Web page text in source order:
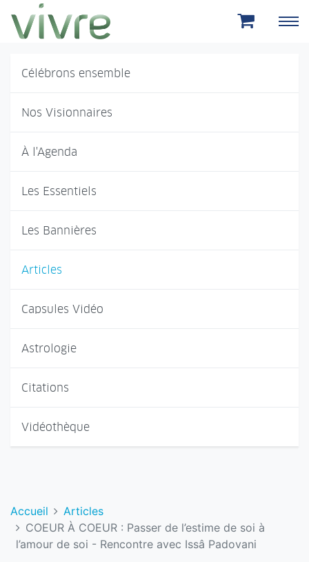
Aller au menu principal
Aller au contenu principal
Célébrons ensemble
Nos Visionnaires
À l'Agenda
Les Essentiels
Les Bannières
Articles
Capsules Vidéo
Astrologie
Citations
Vidéothèque
Accueil
Articles
COEUR À COEUR : Passer de l’estime de soi à
l’amour de soi - Rencontre avec Issâ Padovani